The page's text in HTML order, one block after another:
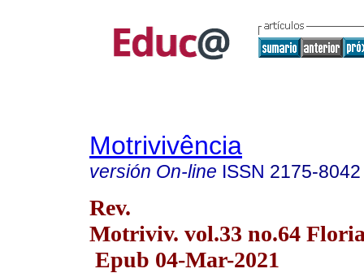
Motrivivência
versión On-line ISSN 2175-8042
Rev.
Motriviv. vol.33 no.64
Epub 04-Mar-2021